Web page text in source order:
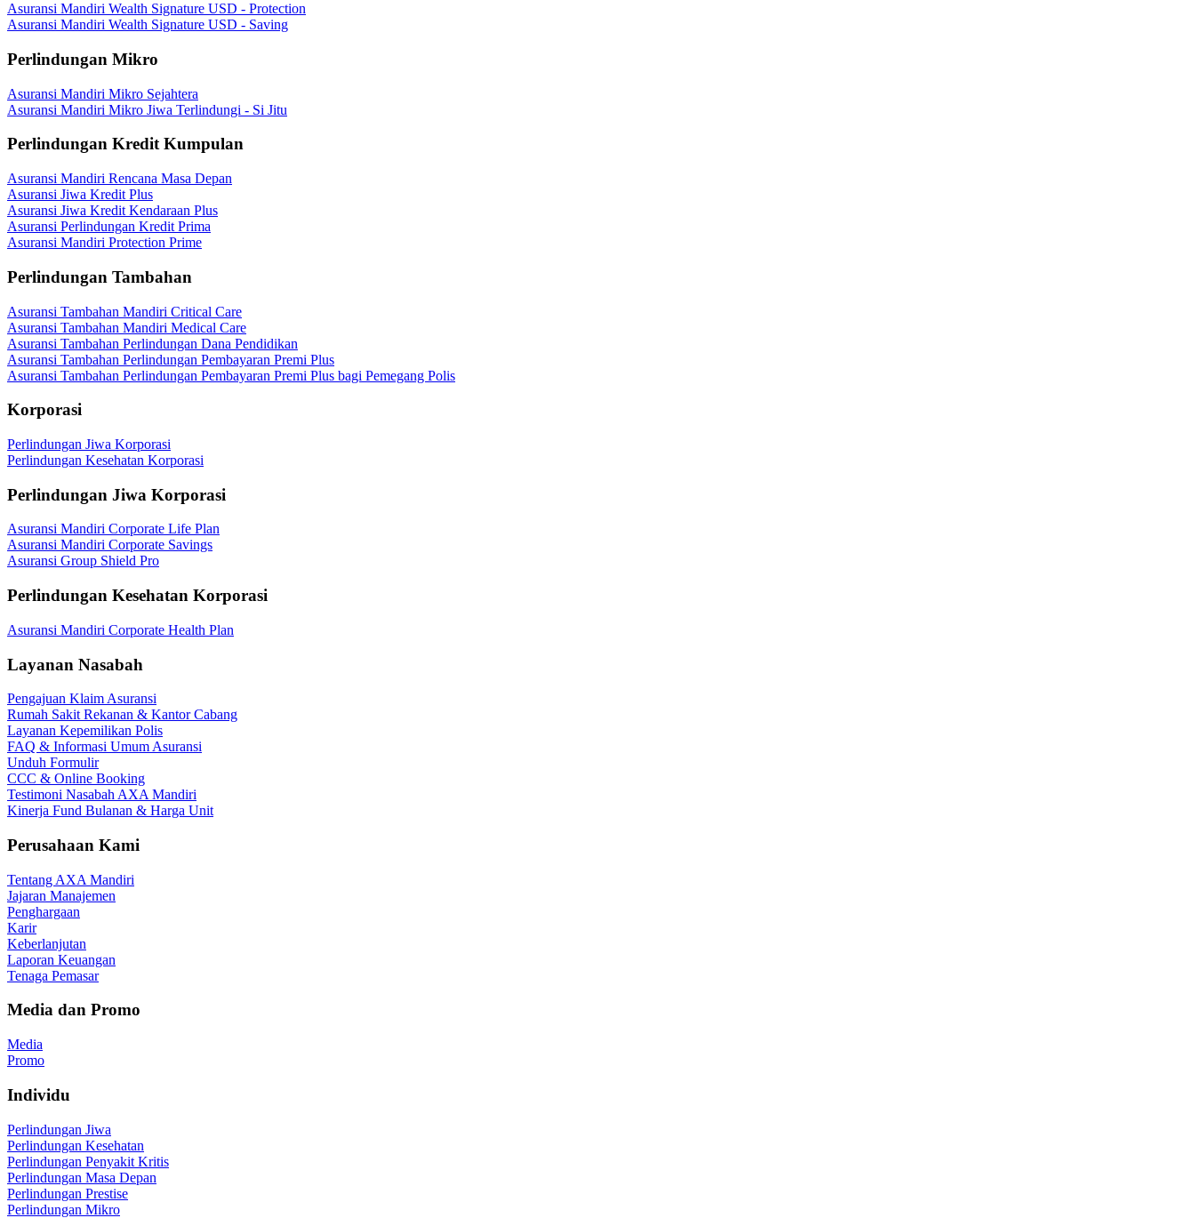
Asuransi Mandiri Wealth Signature USD - Protection
Asuransi Mandiri Wealth Signature USD - Saving
Perlindungan Mikro
Asuransi Mandiri Mikro Sejahtera
Asuransi Mandiri Mikro Jiwa Terlindungi - Si Jitu
Perlindungan Kredit Kumpulan
Asuransi Mandiri Rencana Masa Depan
Asuransi Jiwa Kredit Plus
Asuransi Jiwa Kredit Kendaraan Plus
Asuransi Perlindungan Kredit Prima
Asuransi Mandiri Protection Prime
Perlindungan Tambahan
Asuransi Tambahan Mandiri Critical Care
Asuransi Tambahan Mandiri Medical Care
Asuransi Tambahan Perlindungan Dana Pendidikan
Asuransi Tambahan Perlindungan Pembayaran Premi Plus
Asuransi Tambahan Perlindungan Pembayaran Premi Plus bagi Pemegang Polis
Korporasi
Perlindungan Jiwa Korporasi
Perlindungan Kesehatan Korporasi
Perlindungan Jiwa Korporasi
Asuransi Mandiri Corporate Life Plan
Asuransi Mandiri Corporate Savings
Asuransi Group Shield Pro
Perlindungan Kesehatan Korporasi
Asuransi Mandiri Corporate Health Plan
Layanan Nasabah
Pengajuan Klaim Asuransi
Rumah Sakit Rekanan & Kantor Cabang
Layanan Kepemilikan Polis
FAQ & Informasi Umum Asuransi
Unduh Formulir
CCC & Online Booking
Testimoni Nasabah AXA Mandiri
Kinerja Fund Bulanan & Harga Unit
Perusahaan Kami
Tentang AXA Mandiri
Jajaran Manajemen
Penghargaan
Karir
Keberlanjutan
Laporan Keuangan
Tenaga Pemasar
Media dan Promo
Media
Promo
Individu
Perlindungan Jiwa
Perlindungan Kesehatan
Perlindungan Penyakit Kritis
Perlindungan Masa Depan
Perlindungan Prestise
Perlindungan Mikro